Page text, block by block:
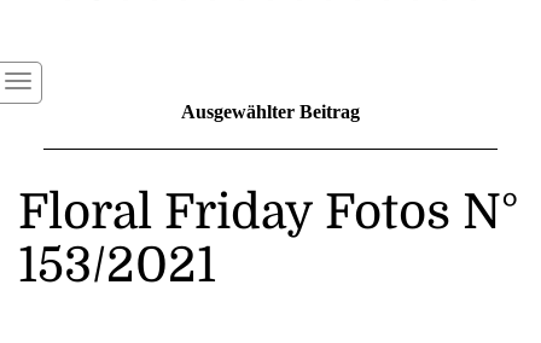
Ausgewählter Beitrag
Floral Friday Fotos N°
153/2021